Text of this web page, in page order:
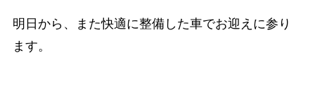
明日から、また快適に整備した車でお迎えに参り
ます。